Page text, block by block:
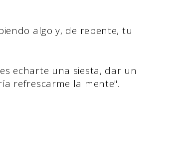
algo y, de repente, tu
echarte una siesta, dar un
refrescarme la mente".